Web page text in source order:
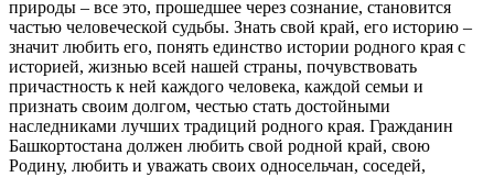
природы – все это, прошедшее через сознание, становится
частью человеческой судьбы. Знать свой край, его историю –
значит любить его, понять единство истории родного края с
историей, жизнью всей нашей страны, почувствовать
причастность к ней каждого человека, каждой семьи и
признать своим долгом, честью стать достойными
наследниками лучших традиций родного края. Гражданин
Башкортостана должен любить свой родной край, свою
Родину, любить и уважать своих односельчан, соседей,